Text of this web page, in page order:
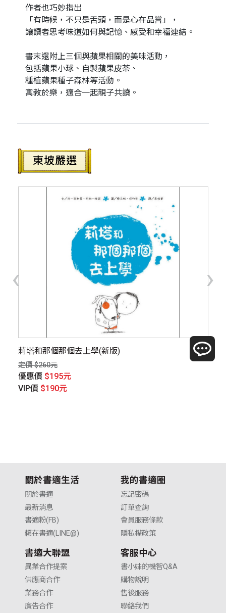
作者也巧妙指出
「有時候，不只是舌頭，而是心在品嘗」，
讓讀者思考味道如何與記憶、感受和幸福連結。
書末還附上三個與蘋果相關的美味活動，
包括蘋果小球、自製蘋果皮茶、
種植蘋果種子森林等活動。
寓教於樂，適合一起親子共讀。
莉塔和那個那個去上學(新版)
定價 $260元
優惠價 $195元
VIP價 $190元
‹ ›
關於書適生活
關於書適
最新消息
書適粉(FB)
賴在書適(LINE@)
我的書適圈
忘記密碼
訂單查詢
會員服務條款
隱私權政策
書適大聯盟
異業合作提案
供應商合作
業務合作
廣告合作
客服中心
書小妹的機智Q&A
購物說明
售後服務
聯絡我們